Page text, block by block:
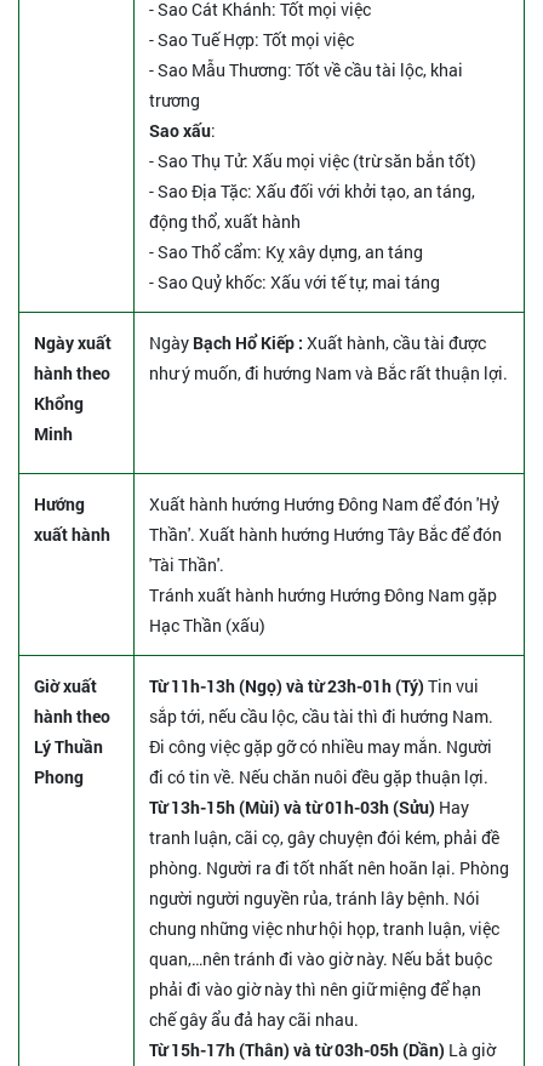
- Sao Cát Khánh: Tốt mọi việc
- Sao Tuế Hợp: Tốt mọi việc
- Sao Mẫu Thương: Tốt về cầu tài lộc, khai
trương
Sao xấu:
- Sao Thụ Tử: Xấu mọi việc (trừ săn bắn tốt)
- Sao Địa Tặc: Xấu đối với khởi tạo, an táng,
động thổ, xuất hành
- Sao Thổ cẩm: Kỵ xây dựng, an táng
- Sao Quỷ khốc: Xấu với tế tự, mai táng
Ngày xuất
hành theo
Khổng
Minh
Ngày Bạch Hổ Kiếp : Xuất hành, cầu tài được
như ý muốn, đi hướng Nam và Bắc rất thuận lợi.
Hướng
xuất hành
Xuất hành hướng Hướng Đông Nam để đón 'Hỷ
Thần'. Xuất hành hướng Hướng Tây Bắc để đón
'Tài Thần'.
Tránh xuất hành hướng Hướng Đông Nam gặp
Hạc Thần (xấu)
Giờ xuất
hành theo
Lý Thuần
Phong
Từ 11h-13h (Ngọ) và từ 23h-01h (Tý) Tin vui
sắp tới, nếu cầu lộc, cầu tài thì đi hướng Nam.
Đi công việc gặp gỡ có nhiều may mắn. Người
đi có tin về. Nếu chăn nuôi đều gặp thuận lợi.
Từ 13h-15h (Mùi) và từ 01h-03h (Sửu) Hay
tranh luận, cãi cọ, gây chuyện đói kém, phải đề
phòng. Người ra đi tốt nhất nên hoãn lại. Phòng
người người nguyền rủa, tránh lây bệnh. Nói
chung những việc như hội họp, tranh luận, việc
quan,…nên tránh đi vào giờ này. Nếu bắt buộc
phải đi vào giờ này thì nên giữ miệng để hạn
chế gây ẩu đả hay cãi nhau.
Từ 15h-17h (Thân) và từ 03h-05h (Dần) Là giờ